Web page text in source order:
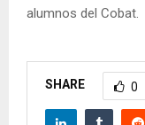
alumnos del Cobat.
SHARE 0